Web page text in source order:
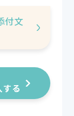
付文
る